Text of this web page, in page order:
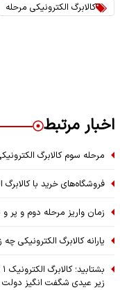
کالابرگ الکترونیکی مرحله
اخبار مرتبط
مرحله سوم کالابرگ الکترونیکی ۵۰۰ هزار تومانی + نحوه دریافت با کد
فروشگاه‌های خرید با
زمان واریز مرحله دوم و پر و
یارانه کالابرگ الکترونیکی
زیر عیدی شگفت انگیز دولت